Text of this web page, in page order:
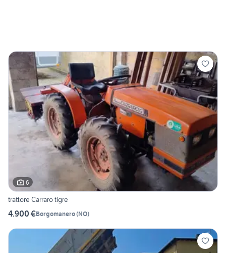
6
trattore Carraro tigre
4.900 €Borgomanero(NO)